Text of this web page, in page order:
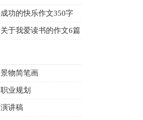
成功的快乐作文350字
关于我爱读书的作文6篇
景物简笔画
职业规划
演讲稿